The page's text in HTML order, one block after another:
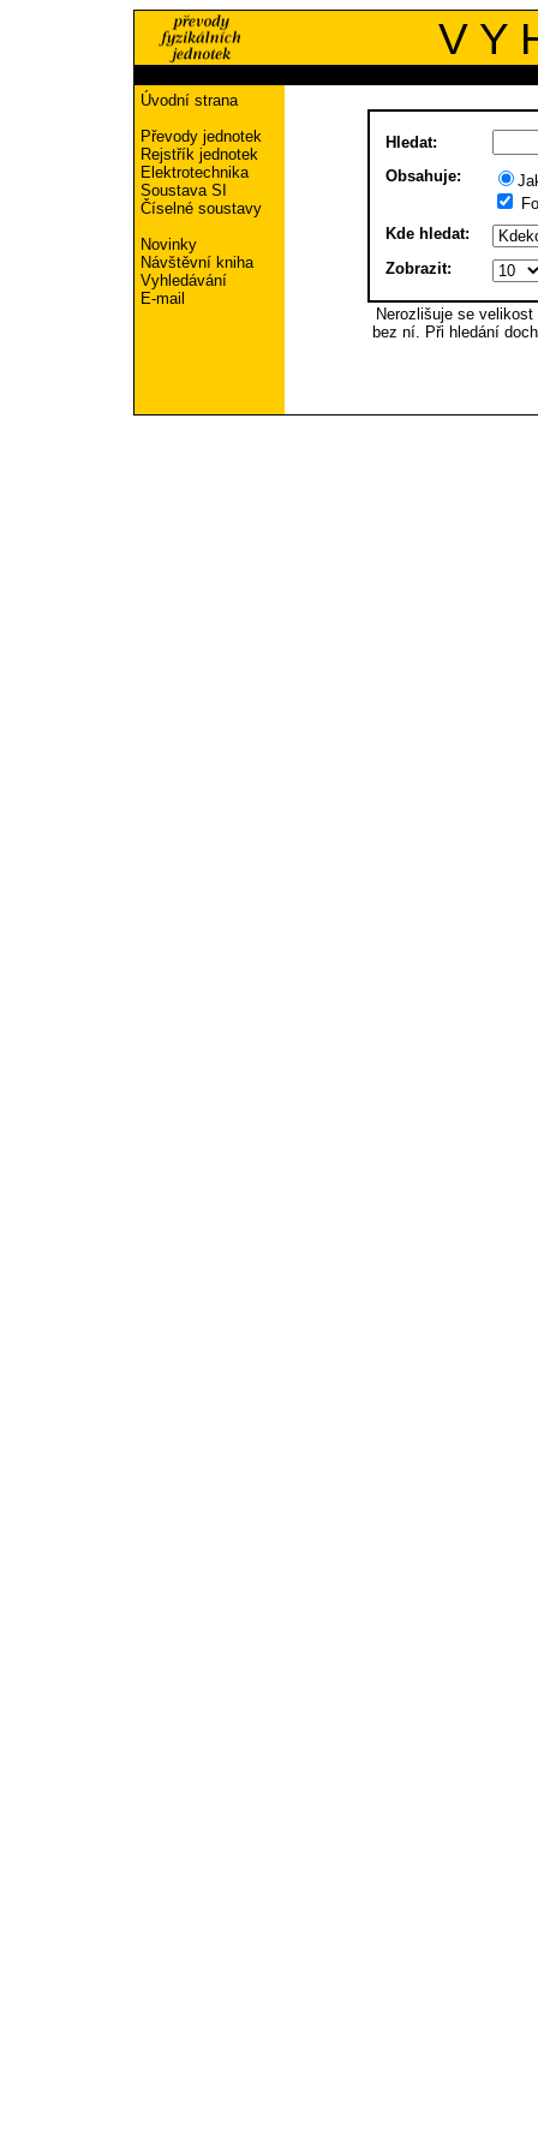
V Y
Úvodní strana
Převody jednotek
Rejstřík jednotek
Elektrotechnika
Soustava SI
Číselné soustavy
Novinky
Návštěvní kniha
Vyhledávání
E-mail
Hledat:
Obsahuje:
Kde hledat:
Zobrazit:
Nerozlišuje se
bez ní. Při hledání